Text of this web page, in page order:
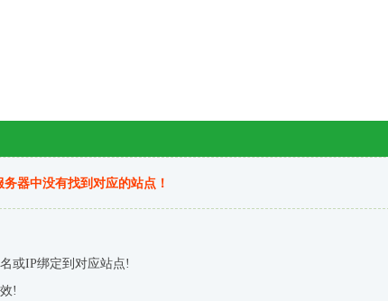
器中没有找到对应的站点！
或IP绑定到对应站点!
!